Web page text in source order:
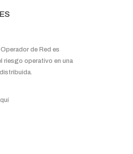
de Red es
riesgo operativo en una